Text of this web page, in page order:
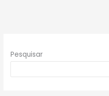
Pesquisar